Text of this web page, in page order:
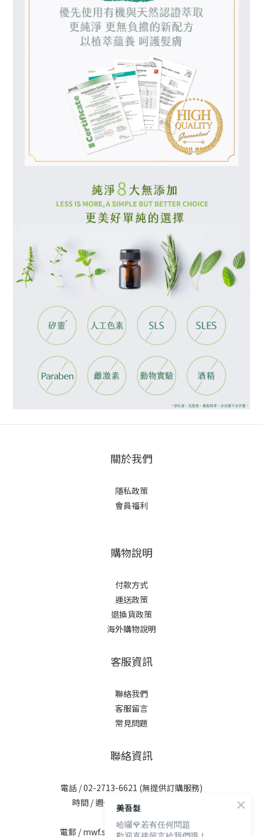
關於我們
隱私政策
會員福利
購物說明
付款方式
運送政策
退換貨政策
海外購物說明
客服資訊
聯絡我們
客服留言
常見問題
聯絡資訊
電話 / 02-2713-6621 (無提供訂購服務)
時間 / 週一至週五 09:30-12:00；
電郵 / mwf.service@maywufa.com.tw
美吾髮
哈囉🌹若有任何問題